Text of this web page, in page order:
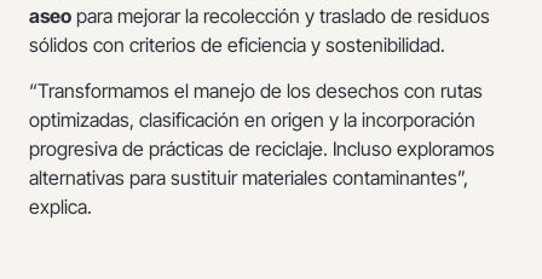
aseo para mejorar la recolección y traslado de residuos
sólidos con criterios de eficiencia y sostenibilidad.
“Transformamos el manejo de los desechos con rutas
optimizadas, clasificación en origen y la incorporación
progresiva de prácticas de reciclaje. Incluso exploramos
alternativas para sustituir materiales contaminantes”,
explica.